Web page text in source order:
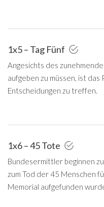
1x5 – Tag Fünf
Angesichts des
aufgeben zu müssen, ist
Entscheidungen zu treffen.
1x6 – 45 Tote
Bundesermittler beginnen
zum Tod der 45 Menschen
Memorial aufgefunden